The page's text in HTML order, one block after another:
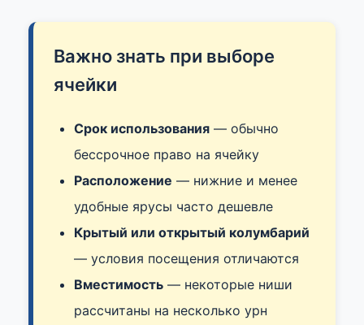
Важно знать при выборе
ячейки
Срок использования — обычно
бессрочное право на ячейку
Расположение — нижние и менее
удобные ярусы часто дешевле
Крытый или открытый колумбарий
— условия посещения отличаются
Вместимость — некоторые ниши
рассчитаны на несколько урн